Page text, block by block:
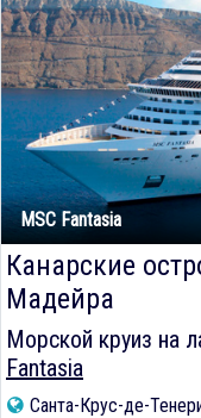
MSC Fantasia
Канарские
Мадейра
Морской круиз на
Fantasia
Санта-Крус-де-